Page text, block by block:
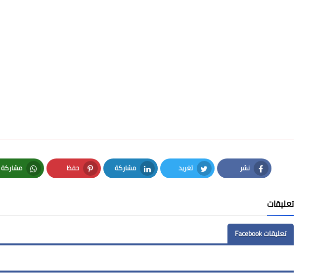
نشر
Facebook
تغريد
Twitter
مشاركة
LinkedIn
حفظ
Pinterest
مشاركة
Whatsapp
تعليقات
تعليقات Facebook